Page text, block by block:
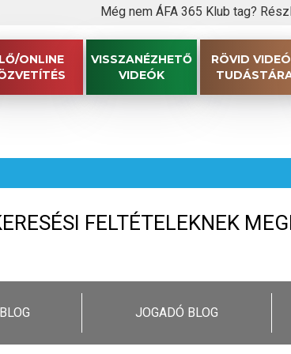
Még nem ÁFA 365 Klub tag?
ONLINE
VISSZANÉZHETŐ
VIDEÓK
RÖVID
NIS, Adatvédelem, GDPR
Szja, Cafeteria
FELTÉTELEKNEK
JOGADÓ BLOG